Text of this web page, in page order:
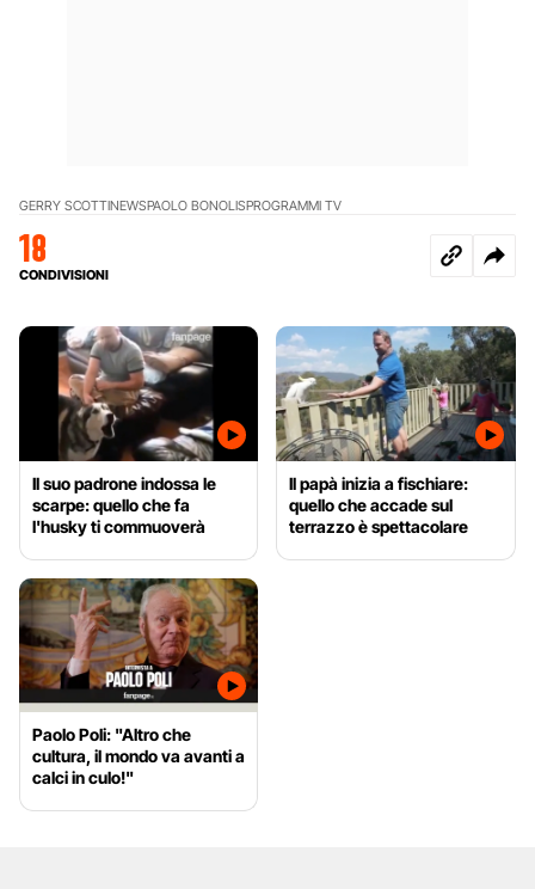
GERRY SCOTTINEWSPAOLO BONOLISPROGRAMMI TV
18
CONDIVISIONI
Il suo padrone indossa le
scarpe: quello che fa
l'husky ti commuoverà
Il papà inizia a fischiare:
quello che accade sul
terrazzo è spettacolare
Paolo Poli: "Altro che
cultura, il mondo va avanti a
calci in culo!"